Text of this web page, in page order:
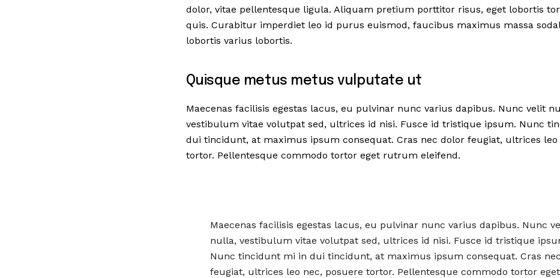
dolor, vitae pellentesque ligula. Aliquam pretium porttitor risus, eget lobortis
quis. Curabitur imperdiet leo id purus euismod, faucibus maximus massa
lobortis varius lobortis.
Quisque metus metus vulputate ut
Maecenas facilisis egestas lacus, eu pulvinar nunc varius dapibus. Nunc velit
vestibulum vitae volutpat sed, ultrices id nisi. Fusce id tristique ipsum. Nunc
dui tincidunt, at maximus ipsum consequat. Cras nec dolor feugiat, ultrices leo
tortor. Pellentesque commodo tortor eget rutrum eleifend.
Maecenas facilisis egestas lacus, eu pulvinar nunc varius dapibus. Nunc
nulla, vestibulum vitae volutpat sed, ultrices id nisi. Fusce id tristique
Nunc tincidunt mi in dui tincidunt, at maximus ipsum consequat. Cras
feugiat, ultrices leo nec, posuere tortor. Pellentesque commodo tortor eget